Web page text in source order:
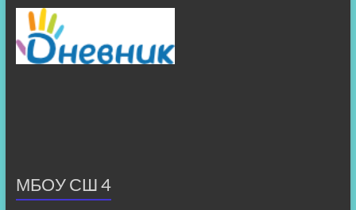
МБОУ СШ 4